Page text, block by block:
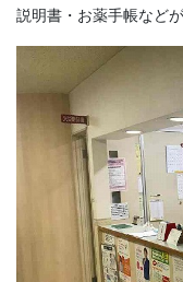
説明書・お薬手帳など